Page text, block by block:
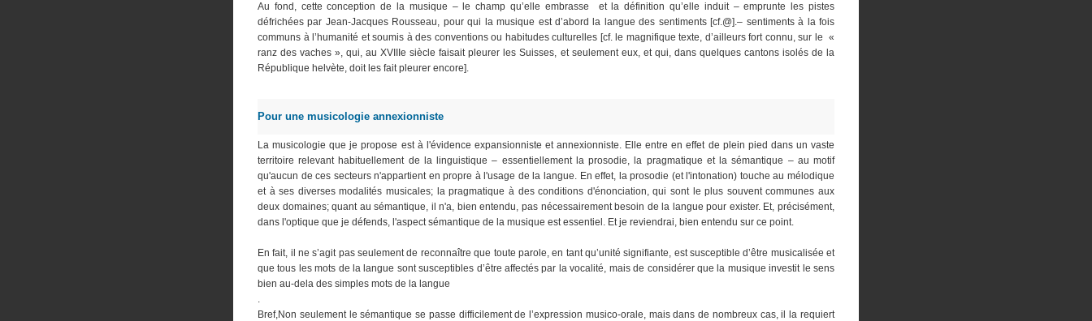
Au fond, cette conception de la musique – le champ qu’elle embrasse et la définition qu’elle induit – emprunte les pistes
défrichées par Jean-Jacques Rousseau, pour qui la musique est d’abord la langue des sentiments [cf.@].– sentiments à la fois
communs à l’humanité et soumis à des conventions ou habitudes culturelles [cf. le magnifique texte, d’ailleurs fort connu, sur le «
ranz des vaches », qui, au XVIIIe siècle faisait pleurer les Suisses, et seulement eux, et qui, dans quelques cantons isolés de la
République helvète, doit les fait pleurer encore].
Pour une musicologie annexionniste
La musicologie que je propose est à l'évidence expansionniste et annexionniste. Elle entre en effet de plein pied dans un vaste
territoire relevant habituellement de la linguistique – essentiellement la prosodie, la pragmatique et la sémantique – au motif
qu'aucun de ces secteurs n'appartient en propre à l'usage de la langue. En effet, la prosodie (et l'intonation) touche au mélodique
et à ses diverses modalités musicales; la pragmatique à des conditions d'énonciation, qui sont le plus souvent communes aux
deux domaines; quant au sémantique, il n'a, bien entendu, pas nécessairement besoin de la langue pour exister. Et, précisément,
dans l'optique que je défends, l'aspect sémantique de la musique est essentiel. Et je reviendrai, bien entendu sur ce point.
En fait, il ne s’agit pas seulement de reconnaître que toute parole, en tant qu’unité signifiante, est susceptible d’être musicalisée et
que tous les mots de la langue sont susceptibles d’être affectés par la vocalité, mais de considérer que la musique investit le sens
bien au-dela des simples mots de la langue
.
Bref,Non seulement le sémantique se passe difficilement de l’expression musico-orale, mais dans de nombreux cas, il la requiert